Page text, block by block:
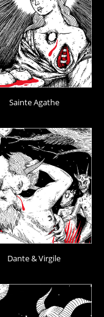
Sainte Agathe
Dante & Virgile